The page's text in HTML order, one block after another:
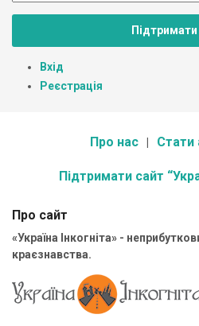
Підтримати
Вхід
Реєстрація
Про нас Стати
Підтримати сайт
Про сайт
«Україна Інкогніта» -
краєзнавства.